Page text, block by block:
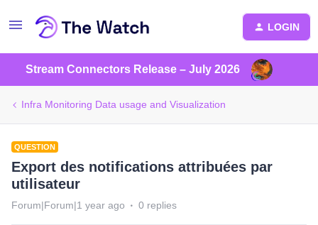
LOGIN
Stream Connectors Release – July 2026
Infra Monitoring Data usage and Visualization
QUESTION
Export des notifications attribuées par
utilisateur
Forum|Forum|1 year ago 0 replies